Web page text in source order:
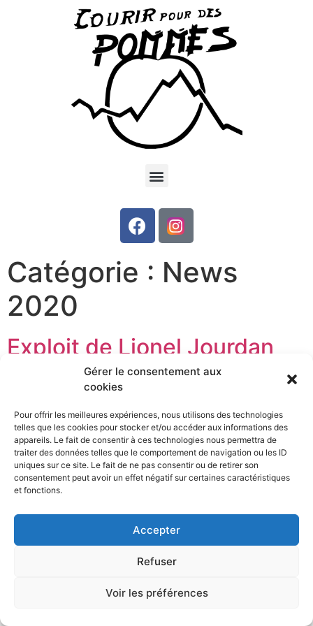
Gérer le consentement aux
cookies
Pour offrir les meilleures expériences, nous utilisons des technologies
telles que les cookies pour stocker et/ou accéder aux informations des
appareils. Le fait de consentir à ces technologies nous permettra de
traiter des données telles que le comportement de navigation ou les ID
uniques sur ce site. Le fait de ne pas consentir ou de retirer son
consentement peut avoir un effet négatif sur certaines caractéristiques
et fonctions.
Accepter
Refuser
Voir les préférences
Catégorie : News
2020
Exploit de Lionel Jourdan
Un habitant de la Loire inscrit son nom au palmarès de
endure for her : Lionel Jourdan endure des épreuves
sportives pour dénoncer les violences faites aux
femmes. Et il le fait avec succès. Ce Ligérien vient de
battre le record de l’Enduroman, un triathlon en solo
entre […]
Tous droits réservés 2021